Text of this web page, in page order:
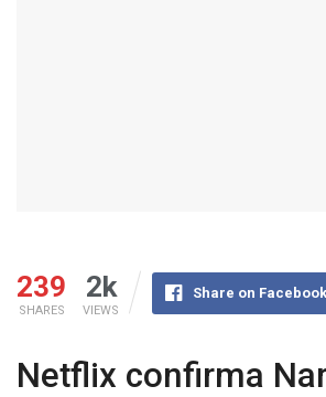
239
SHARES
2k
VIEWS
Share on Facebook
Netflix confirma